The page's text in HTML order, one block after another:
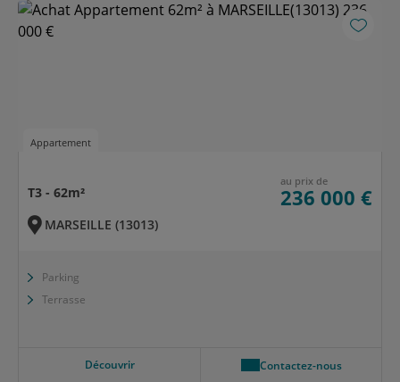
Appartement
T3 - 62m²
au prix de
236 000 €
MARSEILLE (13013)
Parking
Terrasse
Découvrir Contactez-nous